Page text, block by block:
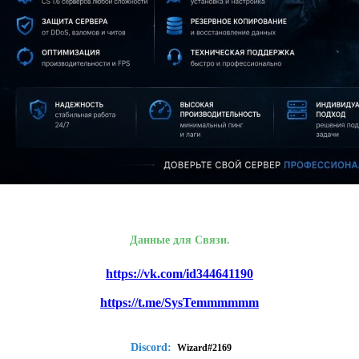
Данные для Связи.
https://vk.com/id344641190
https://t.me/SysTemmmmmm
Discord: Wizard#2169